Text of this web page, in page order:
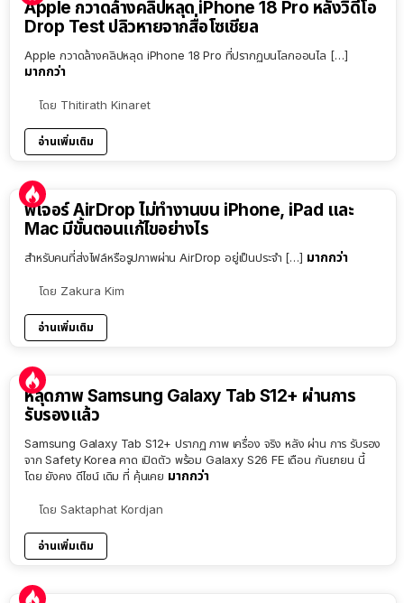
Apple กวาดล้างคลิปหลุด iPhone 18 Pro หลังวิดีโอ
Drop Test ปลิวหายจากสื่อโซเชียล
Apple กวาดล้างคลิปหลุด iPhone 18 Pro ที่ปรากฏบนโลกออนไล […]
มากกว่า
โดย Thitirath Kinaret
อ่านเพิ่มเติม
ฟีเจอร์ AirDrop ไม่ทำงานบน iPhone, iPad และ
Mac มีขั้นตอนแก้ไขอย่างไร
สำหรับคนที่ส่งไฟล์หรือรูปภาพผ่าน AirDrop อยู่เป็นประจำ […] มากกว่า
โดย Zakura Kim
อ่านเพิ่มเติม
หลุดภาพ Samsung Galaxy Tab S12+ ผ่านการ
รับรองแล้ว
Samsung Galaxy Tab S12+ ปรากฏ ภาพ เครื่อง จริง หลัง ผ่าน การ รับรอง
จาก Safety Korea คาด เปิดตัว พร้อม Galaxy S26 FE เดือน กันยายน นี้
โดย ยังคง ดีไซน์ เดิม ที่ คุ้นเคย มากกว่า
โดย Saktaphat Kordjan
อ่านเพิ่มเติม